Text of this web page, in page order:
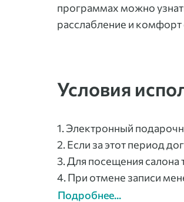
программах можно
расслабление и
Условия
1. Электронный
2. Если за этот период
3. Для посещения салона
4. При отмене записи
Подробнее...